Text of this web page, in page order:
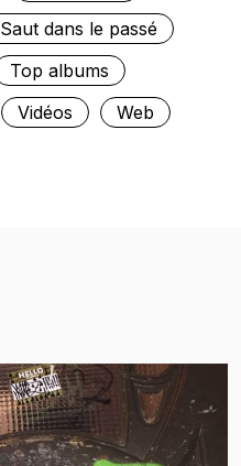
Saut dans le passé
Top albums
Vidéos Web